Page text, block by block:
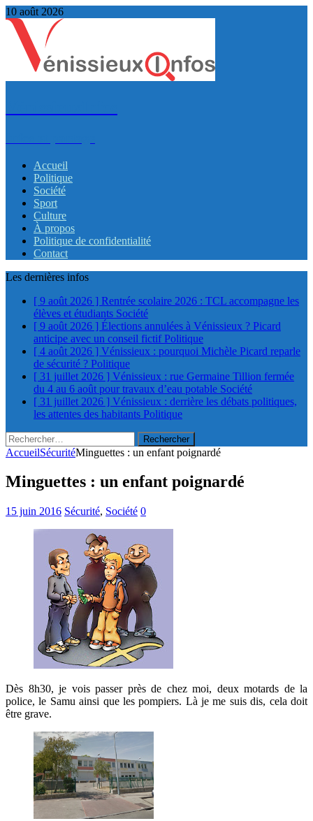
10 août 2026
Accueil
Politique
Société
Sport
Culture
À propos
Politique de confidentialité
Contact
Les dernières infos
[ 9 août 2026 ] Rentrée scolaire 2026 : TCL accompagne les
élèves et étudiants Société
[ 9 août 2026 ] Élections annulées à Vénissieux ? Picard
anticipe avec un conseil fictifPolitique
[ 4 août 2026 ] Vénissieux : pourquoi Michèle Picard reparle
de sécurité ? Politique
[ 31 juillet 2026 ] Vénissieux : rue Germaine Tillion fermée
du 4 au 6 août pour travaux d’eau potable Société
[ 31 juillet 2026 ] Vénissieux : derrière les débats politiques,
les attentes des habitants Politique
Rechercher :
AccueilSécuritéMinguettes : un enfant poignardé
Minguettes : un enfant poignardé
15 juin 2016 Sécurité, Société 0
Dès 8h30, je vois passer près de chez moi, deux motards de la
police, le Samu ainsi que les pompiers. Là je me suis dis, cela doit
être grave.